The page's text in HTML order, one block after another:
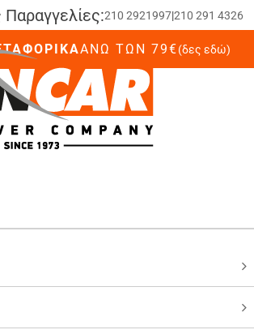
210 2921997|210 291 4326
ΆΝΩ ΤΩΝ 79€(δες εδώ)